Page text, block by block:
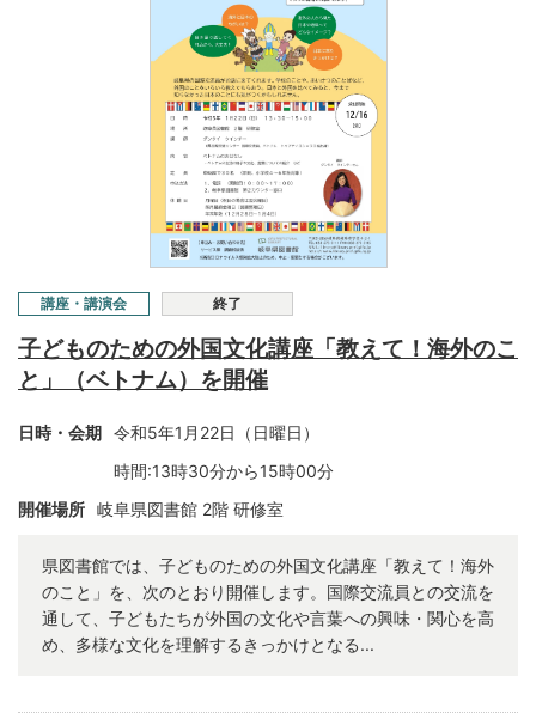
講座・講演会 終了
子どものための外国文化講座「教えて！海外のこ
と」（ベトナム）を開催
日時・会期 令和5年1月22日（日曜日）
時間:13時30分から15時00分
開催場所 岐阜県図書館 2階 研修室
県図書館では、子どものための外国文化講座「教えて！海外
のこと」を、次のとおり開催します。国際交流員との交流を
通して、子どもたちが外国の文化や言葉への興味・関心を高
め、多様な文化を理解するきっかけとなる...